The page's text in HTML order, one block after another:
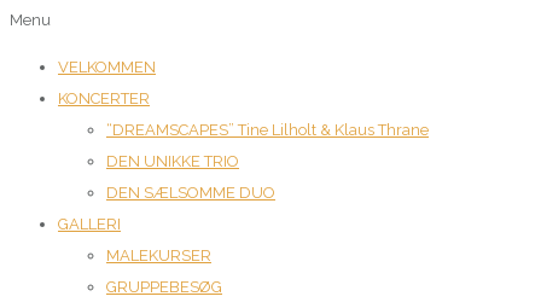
Menu
VELKOMMEN
KONCERTER
“DREAMSCAPES” Tine Lilholt & Klaus Thrane
DEN UNIKKE TRIO
DEN SÆLSOMME DUO
GALLERI
MALEKURSER
GRUPPEBESØG